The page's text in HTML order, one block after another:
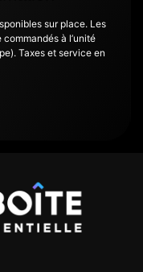
sur place. Les
à l’unité
Taxes et service en